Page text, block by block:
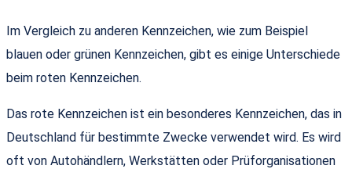
Im Vergleich zu anderen Kennzeichen, wie zum Beispiel
blauen oder grünen Kennzeichen, gibt es einige Unterschiede
beim roten Kennzeichen.
Das rote Kennzeichen ist ein besonderes Kennzeichen, das in
Deutschland für bestimmte Zwecke verwendet wird. Es wird
oft von Autohändlern, Werkstätten oder Prüforganisationen